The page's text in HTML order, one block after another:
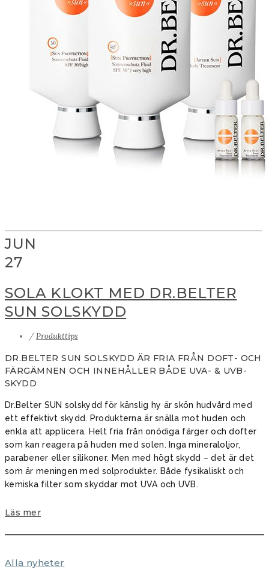
JUN
27
SOLA KLOKT MED DR.BELTER
SUN SOLSKYDD
/Produkttips
DR.BELTER SUN SOLSKYDD ÄR FRIA FRÅN DOFT- OCH
FÄRGÄMNEN OCH INNEHÅLLER BÅDE UVA- & UVB-
SKYDD
Dr.Belter SUN solskydd för känslig hy är skön hudvård med
ett effektivt skydd. Produkterna är snälla mot huden och
enkla att applicera. Helt fria från onödiga färger och dofter
som kan reagera på huden med solen. Inga mineraloljor,
parabener eller silikoner. Men med högt skydd – det är det
som är meningen med solprodukter. Både fysikaliskt och
kemiska filter som skyddar mot UVA och UVB.
Läs mer
Alla nyheter